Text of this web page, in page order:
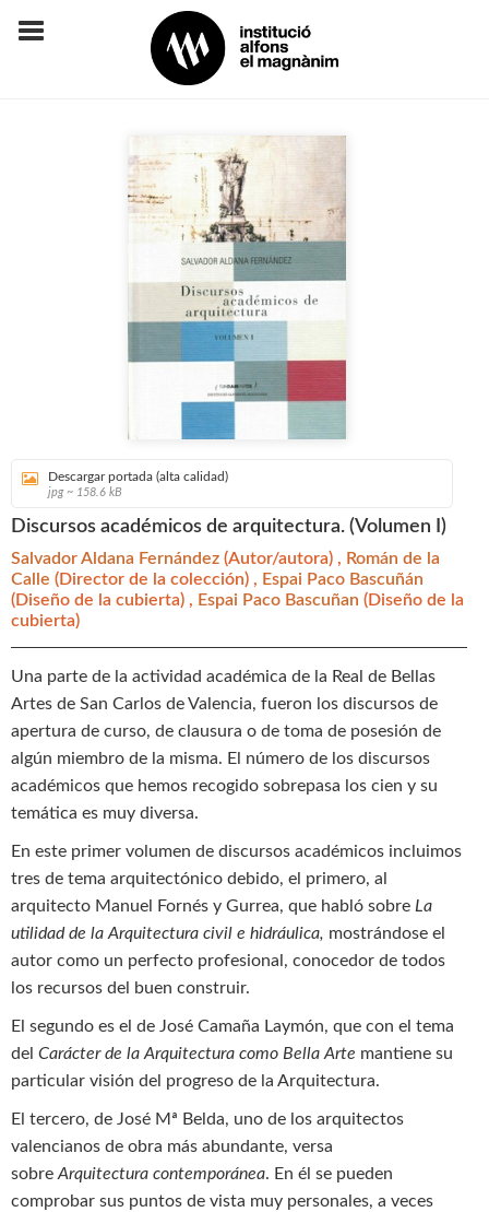
Descargar portada (alta calidad)
jpg ~ 158.6 kB
Discursos académicos de arquitectura. (Volumen I)
Salvador Aldana Fernández (Autor/autora) , Román de la
Calle (Director de la colección) , Espai Paco Bascuñán
(Diseño de la cubierta) , Espai Paco Bascuñan (Diseño de la
cubierta)
Una parte de la actividad académica de la Real de Bellas
Artes de San Carlos de Valencia, fueron los discursos de
apertura de curso, de clausura o de toma de posesión de
algún miembro de la misma. El número de los discursos
académicos que hemos recogido sobrepasa los cien y su
temática es muy diversa.
En este primer volumen de discursos académicos incluimos
tres de tema arquitectónico debido, el primero, al
arquitecto Manuel Fornés y Gurrea, que habló sobre La
utilidad de la Arquitectura civil e hidráulica, mostrándose el
autor como un perfecto profesional, conocedor de todos
los recursos del buen construir.
El segundo es el de José Camaña Laymón, que con el tema
del Carácter de la Arquitectura como Bella Arte mantiene su
particular visión del progreso de la Arquitectura.
El tercero, de José Mª Belda, uno de los arquitectos
valencianos de obra más abundante, versa
sobre Arquitectura contemporánea. En él se pueden
comprobar sus puntos de vista muy personales, a veces